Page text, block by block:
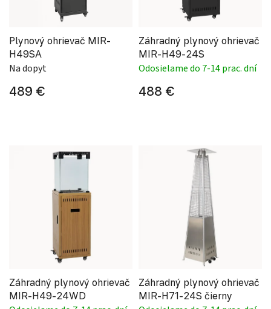
Plynový ohrievač MIR-
H49SA
Na dopyt
489 €
Záhradný plynový ohrievač
MIR-H49-24S
Odosielame do 7-14 prac. dní
488 €
Záhradný plynový ohrievač
MIR-H49-24WD
Záhradný plynový ohrievač
MIR-H71-24S čierny